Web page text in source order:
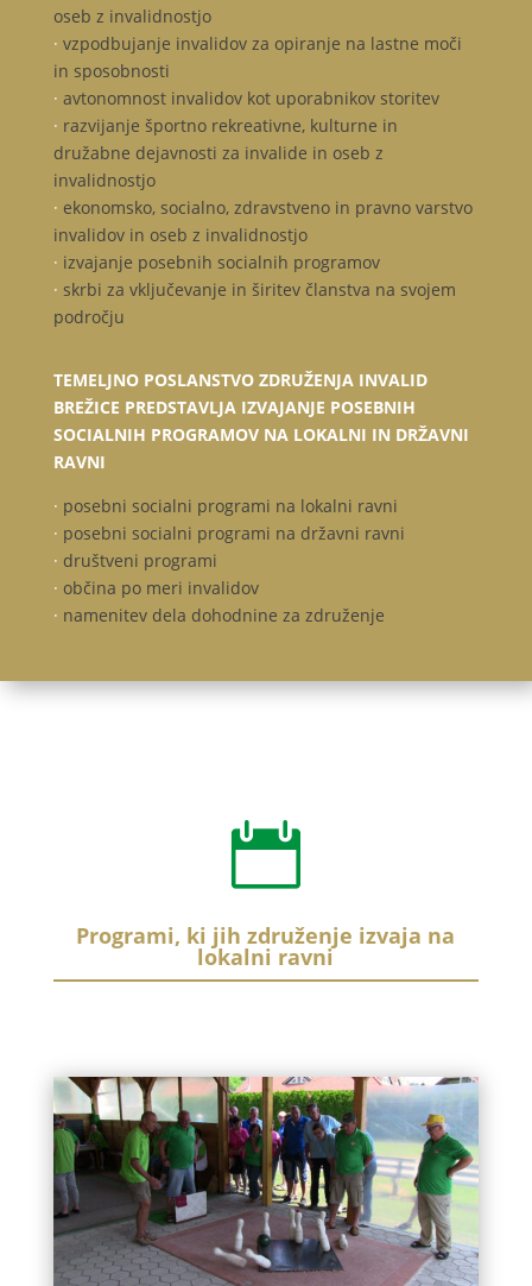
oseb z invalidnostjo
· vzpodbujanje invalidov za opiranje na lastne moči
in sposobnosti
· avtonomnost invalidov kot uporabnikov storitev
· razvijanje športno rekreativne, kulturne in
družabne dejavnosti za invalide in oseb z
invalidnostjo
· ekonomsko, socialno, zdravstveno in pravno varstvo
invalidov in oseb z invalidnostjo
· izvajanje posebnih socialnih programov
· skrbi za vključevanje in širitev članstva na svojem
področju
TEMELJNO POSLANSTVO ZDRUŽENJA INVALID
BREŽICE PREDSTAVLJA IZVAJANJE POSEBNIH
SOCIALNIH PROGRAMOV NA LOKALNI IN DRŽAVNI
RAVNI
· posebni socialni programi na lokalni ravni
· posebni socialni programi na državni ravni
· društveni programi
· občina po meri invalidov
· namenitev dela dohodnine za združenje

Programi, ki jih združenje izvaja na
lokalni ravni